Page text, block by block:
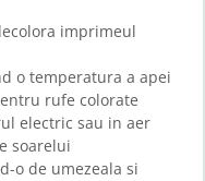
imprimeul
o temperatura a apei
rufe colorate
electric sau in aer
soarelui
o de umezeala si